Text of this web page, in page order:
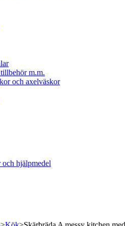
m.m.
och axelväskor
hjälpmedel